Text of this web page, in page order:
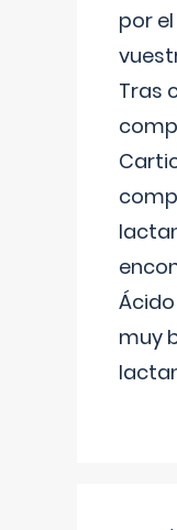
por
Tras
muy